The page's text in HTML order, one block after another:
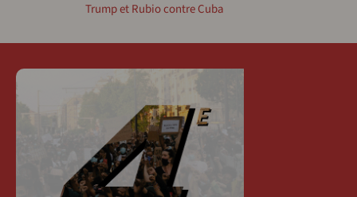
Trump et Rubio contre Cuba